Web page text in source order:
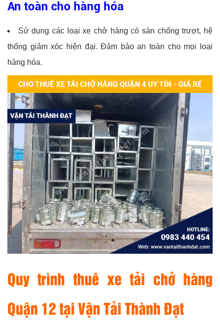
An toàn cho hàng hóa
Sử dụng các loại xe chở hàng có sàn chống trượt, hệ
thống giảm xóc hiện đại. Đảm bảo an toàn cho mọi loại
hàng hóa.
Quy trình thuê xe tải chở hàng
Quận 12 tạiVận Tải Thành Đạt